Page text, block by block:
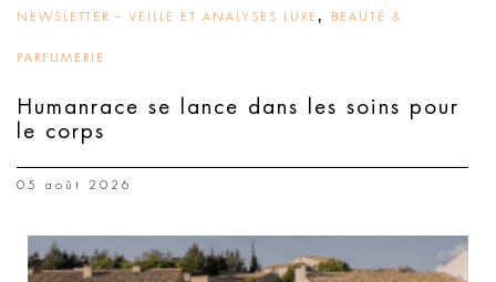
NEWSLETTER – VEILLE ET ANALYSES LUXE , BEAUTÉ &
PARFUMERIE
Humanrace se lance dans les soins pour
le corps
05 août 2026